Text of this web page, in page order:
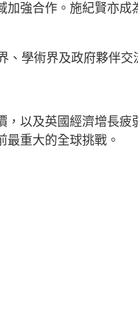
強合作。施紀賢亦成
、學術界及政府夥伴交
以及英國經濟增長疲
重大的全球挑戰。